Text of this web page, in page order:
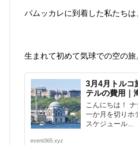
パムッカレに到着した私たち
生まれて初めて気球での空の
3月4月トルコ
テルの費用｜
こんにちは！
一か月を切りホ
スケジュール...
event365.xyz